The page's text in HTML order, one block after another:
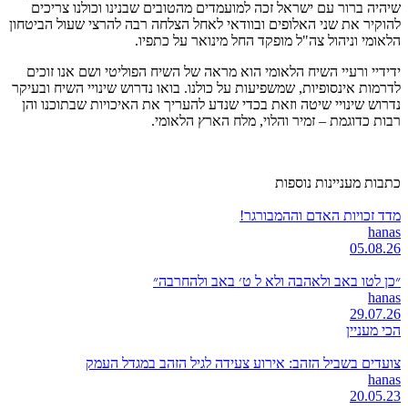
שיהיה ברור עם ישראל זכה למועמדים מהטובים שבנינו וכולנו צריכים
להוקיר את שני האלופים ובוודאי לאחל הצלחה רבה להרצי שעול הביטחון
הלאומי וניהול צה"ל מופקד החל מינואר על כתפיו.
ידידיי ורעיי השיח הלאומי הוא מראה של השיח הפוליטי ושם אנו זוכים
לדרמות אינסופיות, שמשפיעות על כולנו. בואו נדרוש שינויי השיח ובעיקר
נדרוש שינויי שיטה וזאת בכדי שנדע להעריך את האיכויות שבתוכנו והן
רבות כדוגמת – זמיר והלוי, מלח הארץ הלאומי.
כתבות מעניינות נוספות
מדד זכויות האדם וההמבורגר!
hanas
05.08.26
״כן לטו באב ולאהבה ולא ל ט׳ באב ולהחרבה״
hanas
29.07.26
הכי מעניין
צועדים בשביל הזהב: אירוע צעידה לגיל הזהב במגדל העמק
hanas
20.05.23